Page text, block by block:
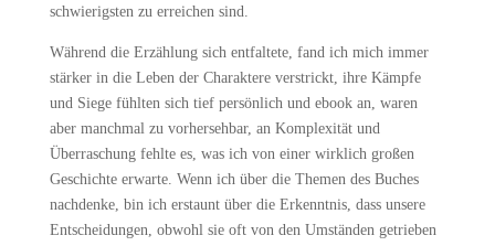
schwierigsten zu erreichen sind.
Während die Erzählung sich entfaltete, fand ich mich immer
stärker in die Leben der Charaktere verstrickt, ihre Kämpfe
und Siege fühlten sich tief persönlich und ebook an, waren
aber manchmal zu vorhersehbar, an Komplexität und
Überraschung fehlte es, was ich von einer wirklich großen
Geschichte erwarte. Wenn ich über die Themen des Buches
nachdenke, bin ich erstaunt über die Erkenntnis, dass unsere
Entscheidungen, obwohl sie oft von den Umständen getrieben